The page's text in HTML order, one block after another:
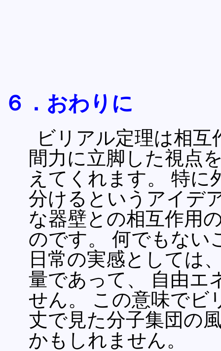
６．おわりに
ビリアル定理は相
間力に立脚した視点
えてくれます。 特に
分けるというアイデ
な器壁との相互作用
のです。 何でもない
日常の実感としては
量であって、 自由エ
せん。 この意味でビ
丈で見た分子集団の
かもしれません。